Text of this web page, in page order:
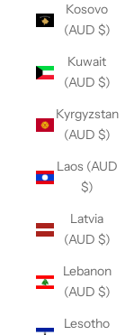
Kosovo
(AUD $)
Kuwait
(AUD $)
Kyrgyzstan
(AUD $)
Laos (AUD
$)
Latvia
(AUD $)
Lebanon
(AUD $)
Lesotho